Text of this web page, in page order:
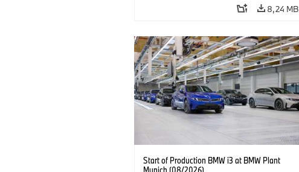
8,24 MB
Start of Production BMW i3 at BMW Plant